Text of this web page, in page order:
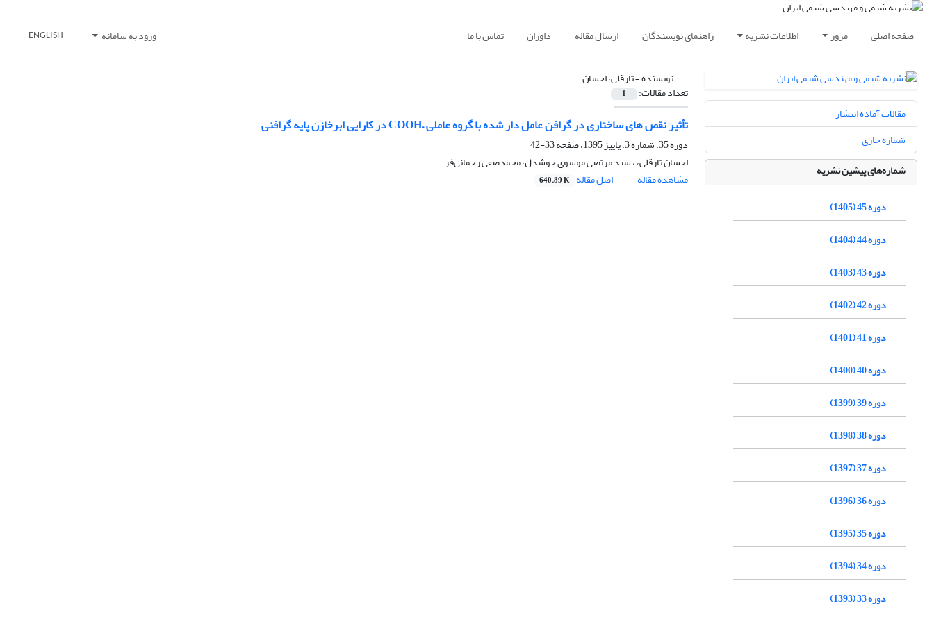
صفحه اصلی مرور اطلاعات نشریه راهنمای نویسندگان ارسال مقاله داوران تماس با ما ورود به سامانه ENGLISH
نویسنده =تارقلی، احسان
تعداد مقالات: 1
تأثیر نقص های ساختاری در گرافن عامل دار شده با گروه عاملی –COOH در کارایی ابرخازن پایه گرافنی
دوره 35، شماره 3، پاییز 1395، صفحه
33-42
احسان تارقلی، ، سید مرتضی موسوی خوشدل، محمدصفی رحمانی‌فر
مشاهده مقاله
اصل مقاله 640.89 K
مقالات آماده انتشار
شماره جاری
شماره‌های پیشین نشریه
دوره 45 (1405)
دوره 44 (1404)
دوره 43 (1403)
دوره 42 (1402)
دوره 41 (1401)
دوره 40 (1400)
دوره 39 (1399)
دوره 38 (1398)
دوره 37 (1397)
دوره 36 (1396)
دوره 35 (1395)
دوره 34 (1394)
دوره 33 (1393)